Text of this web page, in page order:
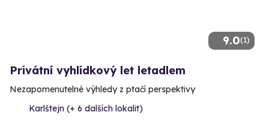
9.0(1)
Privátní vyhlídkový let letadlem
Nezapomenutelné výhledy z ptačí perspektivy
Karlštejn (+ 6 dalších lokalit)